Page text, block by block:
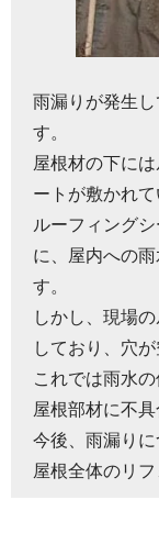
雨漏りが発生
す。
屋根材の下に
ートが敷かれて
ルーフィング
に、屋内への
す。
しかし、現場
しており、穴
これでは雨水
屋根部材に不
今後、雨漏りに
屋根全体のリ